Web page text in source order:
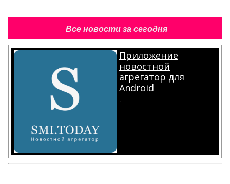
Все новости за сегодня
Приложение
новостной
агрегатор для
Android
.